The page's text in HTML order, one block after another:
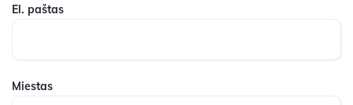
El. paštas
Miestas